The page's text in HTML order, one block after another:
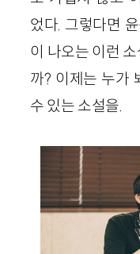
었다. 그렇다면
이 나오는 이런
까? 이제는 누가
수 있는 소설을.